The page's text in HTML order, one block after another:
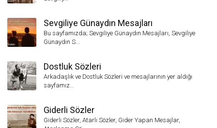
Sevgiliye Günaydın Mesajları
Bu sayfamızda; Sevgiliye Günaydın Mesajları, Sevgiliye
Günaydın S...
Dostluk Sözleri
Arkadaşlık ve Dostluk Sözleri ve mesajlarının yer aldığı
sayfamız...
Giderli Sözler
Giderli Sözler, Atarlı Sözler, Gider Yapan Mesajlar,